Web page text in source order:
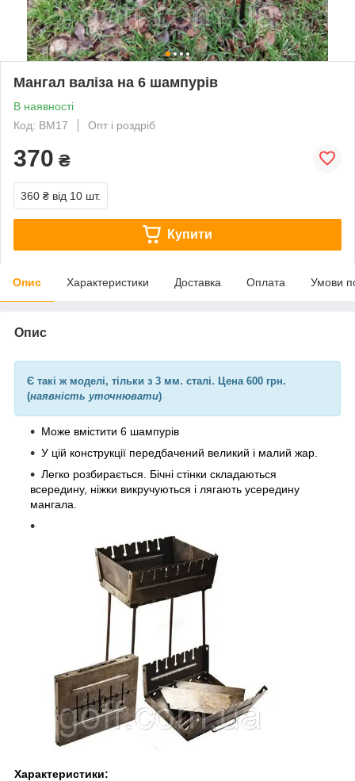
Мангал валіза на 6 шампурів
В наявності
Код: ВМ17
Опт і роздріб
370 ₴
360 ₴ від 10 шт.
Купити
Опис Характеристики Доставка Оплата Умови
Опис
Є такі ж моделі, тільки з 3 мм. сталі. Цена 600 грн.
(наявність уточнювати)
Може вмістити 6 шампурів
У цій конструкції передбачений великий і малий жар.
Легко розбирається. Бічні стінки складаються
всередину, ніжки викручуються і лягають усередину
мангала.
Характеристики: